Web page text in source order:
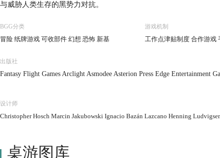
与威胁人类生存的黑势力对抗。
BGG分类
冒险 纸牌游戏 可收部件 幻想 恐怖 新基
游戏机制
工作点津贴制度 合作游戏
出版社
Fantasy Flight Games Arclight Asmodee Asterion Press Edge Entertainment
设计师
Christopher Hosch Marcin Jakubowski Ignacio Bazán Lazcano Henning
桌游图库